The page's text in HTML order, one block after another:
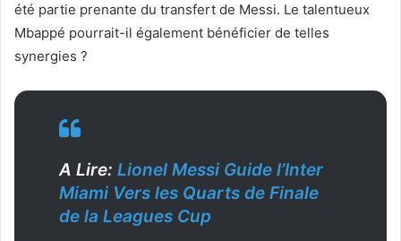
été partie prenante du transfert de Messi. Le talentueux
Mbappé pourrait-il également bénéficier de telles
synergies ?
A Lire: Lionel Messi Guide l’Inter
Miami Vers les Quarts de Finale
de la Leagues Cup